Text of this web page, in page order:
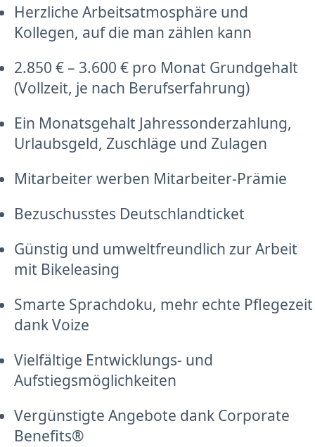
Herzliche Arbeitsatmosphäre und
Kollegen, auf die man zählen kann
2.850 € – 3.600 € pro Monat Grundgehalt
(Vollzeit, je nach Berufserfahrung)
Ein Monatsgehalt Jahressonderzahlung,
Urlaubsgeld, Zuschläge und Zulagen
Mitarbeiter werben Mitarbeiter-Prämie
Bezuschusstes Deutschlandticket
Günstig und umweltfreundlich zur Arbeit
mit Bikeleasing
Smarte Sprachdoku, mehr echte Pflegezeit
dank Voize
Vielfältige Entwicklungs- und
Aufstiegsmöglichkeiten
Vergünstigte Angebote dank Corporate
Benefits®